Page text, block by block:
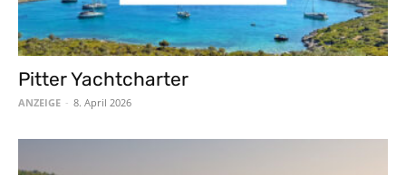
Pitter Yachtcharter
ANZEIGE - 8. April 2026